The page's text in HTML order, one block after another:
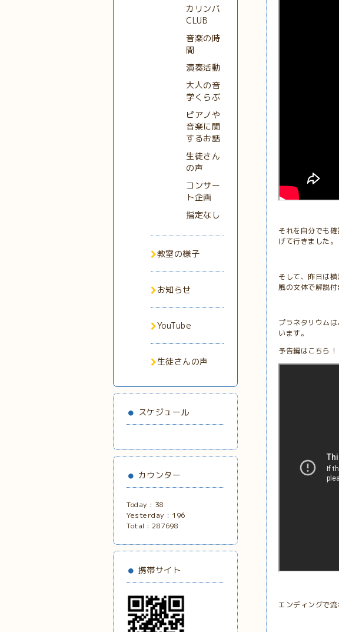
それを自分でも
げて行きました。
そして、昨日は
風の文体で解説付
プラネタリウム
います。
予告編はこちら！
エンディングで
カリンバ
CLUB
音楽の時
間
演奏活動
大人の音
学くらぶ
ピアノや
音楽に関
するお話
生徒さん
の声
コンサー
ト企画
指定なし
教室の様子
お知らせ
YouTube
生徒さんの声
スケジュール
カウンター
Today : 38
Yesterday : 196
Total : 287698
携帯サイト